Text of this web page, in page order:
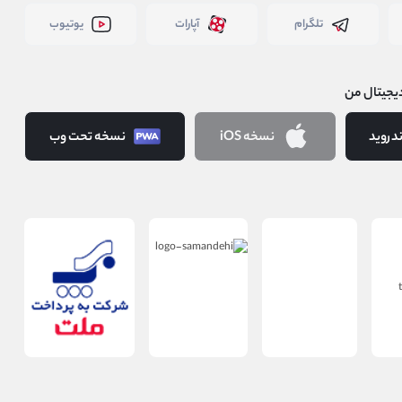
تلگرام آپارات یوتیوب
من
نسخه iOS نسخه تحت وب